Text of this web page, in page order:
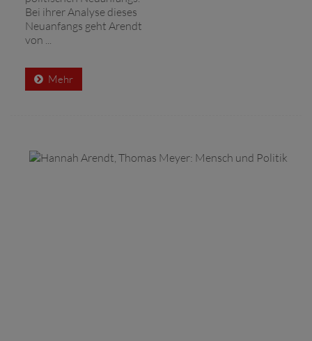
Bei ihrer Analyse dieses
Neuanfangs geht Arendt
von ...
Mehr